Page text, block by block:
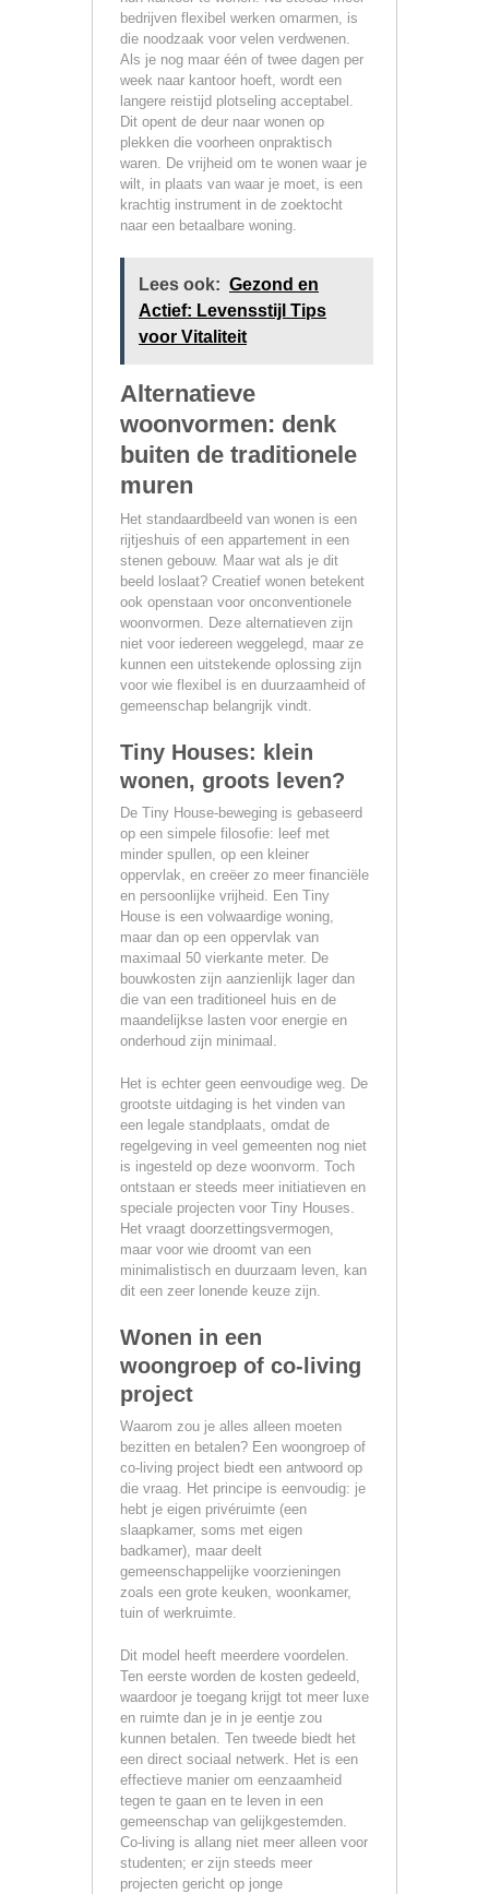
bedrijven flexibel werken omarmen, is
die noodzaak voor velen verdwenen.
Als je nog maar één of twee dagen per
week naar kantoor hoeft, wordt een
langere reistijd plotseling acceptabel.
Dit opent de deur naar wonen op
plekken die voorheen onpraktisch
waren. De vrijheid om te wonen waar je
wilt, in plaats van waar je moet, is een
krachtig instrument in de zoektocht
naar een betaalbare woning.
Lees ook: Gezond en
Actief: Levensstijl Tips
voor Vitaliteit
Alternatieve
woonvormen: denk
buiten de traditionele
muren
Het standaardbeeld van wonen is een
rijtjeshuis of een appartement in een
stenen gebouw. Maar wat als je dit
beeld loslaat? Creatief wonen betekent
ook openstaan voor onconventionele
woonvormen. Deze alternatieven zijn
niet voor iedereen weggelegd, maar ze
kunnen een uitstekende oplossing zijn
voor wie flexibel is en duurzaamheid of
gemeenschap belangrijk vindt.
Tiny Houses: klein
wonen, groots leven?
De Tiny House-beweging is gebaseerd
op een simpele filosofie: leef met
minder spullen, op een kleiner
oppervlak, en creëer zo meer financiële
en persoonlijke vrijheid. Een Tiny
House is een volwaardige woning,
maar dan op een oppervlak van
maximaal 50 vierkante meter. De
bouwkosten zijn aanzienlijk lager dan
die van een traditioneel huis en de
maandelijkse lasten voor energie en
onderhoud zijn minimaal.
Het is echter geen eenvoudige weg. De
grootste uitdaging is het vinden van
een legale standplaats, omdat de
regelgeving in veel gemeenten nog niet
is ingesteld op deze woonvorm. Toch
ontstaan er steeds meer initiatieven en
speciale projecten voor Tiny Houses.
Het vraagt doorzettingsvermogen,
maar voor wie droomt van een
minimalistisch en duurzaam leven, kan
dit een zeer lonende keuze zijn.
Wonen in een
woongroep of co-living
project
Waarom zou je alles alleen moeten
bezitten en betalen? Een woongroep of
co-living project biedt een antwoord op
die vraag. Het principe is eenvoudig: je
hebt je eigen privéruimte (een
slaapkamer, soms met eigen
badkamer), maar deelt
gemeenschappelijke voorzieningen
zoals een grote keuken, woonkamer,
tuin of werkruimte.
Dit model heeft meerdere voordelen.
Ten eerste worden de kosten gedeeld,
waardoor je toegang krijgt tot meer luxe
en ruimte dan je in je eentje zou
kunnen betalen. Ten tweede biedt het
een direct sociaal netwerk. Het is een
effectieve manier om eenzaamheid
tegen te gaan en te leven in een
gemeenschap van gelijkgestemden.
Co-living is allang niet meer alleen voor
studenten; er zijn steeds meer
projecten gericht op jonge